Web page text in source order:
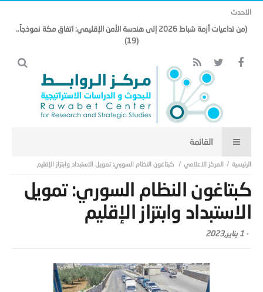
الاحدث
(من تداعيات أزمة شباط 2026 إلى هندسة الأمن الإقليمي: اتفاق مكة نموذجاً..
(19)
المركز الاعلامي كبتاغون النظام السوري: تمويل الاستبداد وابتزاز الإقليم
كبتاغون النظام السوري: تمويل
الاستبداد وابتزاز الإقليم
- 1 يناير,2023